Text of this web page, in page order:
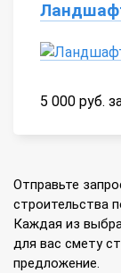
5 000 руб.
Отправьте
строительства
Каждая из
для вас смету
предложение.